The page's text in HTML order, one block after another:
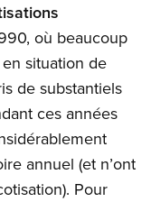
où beaucoup
situation de
de substantiels
ces années
annuel (et n’ont
Pour